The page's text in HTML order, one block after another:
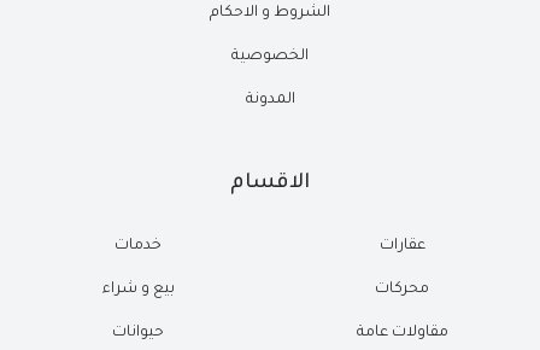
الشروط و الاحكام
الخصوصية
المدونة
الاقسام
عقارات
محركات
مقاولات عامة
خدمات
بيع و شراء
حيوانات